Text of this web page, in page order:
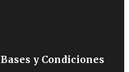
Bases y Condiciones